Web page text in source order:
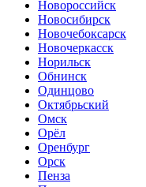
Новороссийск
Новосибирск
Новочебоксарск
Новочеркасск
Норильск
Обнинск
Одинцово
Октябрьский
Омск
Орёл
Оренбург
Орск
Пенза